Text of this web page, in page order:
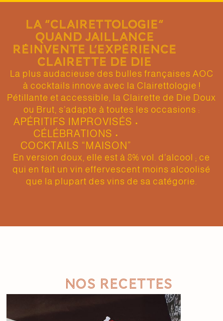
LA “CLAIRETTOLOGIE“
QUAND JAILLANCE
RÉINVENTE L’EXPÉRIENCE
CLAIRETTE DE DIE
La plus audacieuse des bulles françaises AOC
à cocktails innove avec la Clairettologie !
Pétillante et accessible, la Clairette de Die Doux
ou Brut, s’adapte à toutes les occasions :
APÉRITIFS IMPROVISÉS •
CÉLÉBRATIONS •
COCKTAILS “MAISON”
En version doux, elle est à 8% vol. d’alcool ; ce
qui en fait un vin effervescent moins alcoolisé
que la plupart des vins de sa catégorie.
Nos recettes